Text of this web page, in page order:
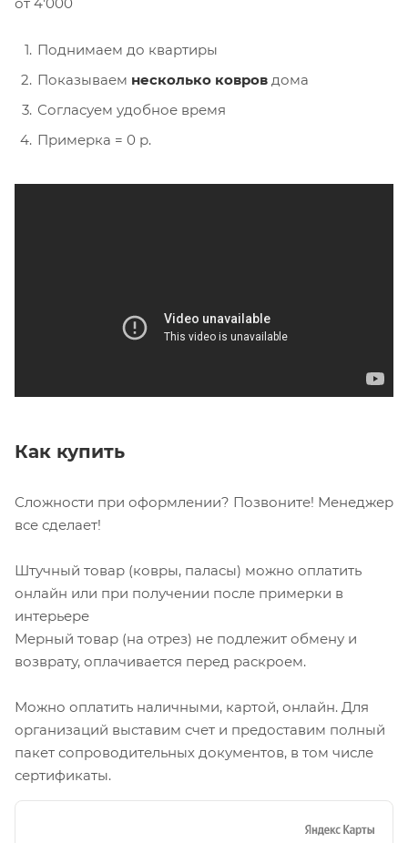
Поднимаем до квартиры
Показываем несколько ковров дома
Согласуем удобное время
Примерка = 0 р.
Как купить
Сложности при оформлении? Позвоните! Менеджер
все сделает!
Штучный товар (ковры, паласы) можно оплатить
онлайн или при получении после примерки в
интерьере
Мерный товар (на отрез) не подлежит обмену и
возврату, оплачивается перед раскроем.
Можно оплатить наличными, картой, онлайн. Для
организаций выставим счет и предоставим полный
пакет сопроводительных документов, в том числе
сертификаты.